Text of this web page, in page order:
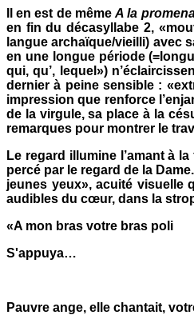
Il en est de mêmeA la
en fin du décasyllabe 2,
langue archaïque/vieilli) avec
en une longue période
qui, qu’, lequel»)
dernier à peine sensible :
impression que renforce
de la virgule, sa place à la
remarques pour montrer le
Le regard illumine l’amant à
percé par le regard de la Dame.
jeunes yeux», acuité visuelle
audibles du cœur, dans la
«A mon bras votre bras poli
S'appuya…
Pauvre ange, elle chantait,